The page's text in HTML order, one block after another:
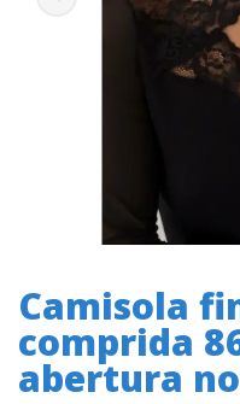
Camisola
comprida
abertura